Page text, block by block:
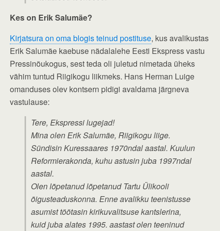
Kes on Erik Salumäe?
Kirjatsura on oma blogis teinud postituse, kus avalikustas
Erik Salumäe kaebuse nädalalehe Eesti Ekspress vastu
Pressinõukogus, sest teda oli juletud nimetada üheks
vähim tuntud Riigikogu liikmeks. Hans Herman Luige
omanduses olev kontsern pidigi avaldama järgneva
vastulause:
Tere, Ekspressi lugejad!
Mina olen Erik Salumäe, Riigikogu liige.
Sündisin Kuressaares 1970ndal aastal. Kuulun
Reformierakonda, kuhu astusin juba 1997ndal
aastal.
Olen lõpetanud lõpetanud Tartu Ülikooli
õigusteaduskonna. Enne avalikku teenistusse
asumist töötasin kirikuvalitsuse kantslerina,
kuid juba alates 1995. aastast olen teeninud